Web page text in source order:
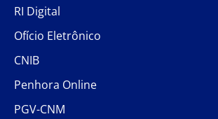
RI Digital
Ofício Eletrônico
CNIB
Penhora Online
PGV-CNM